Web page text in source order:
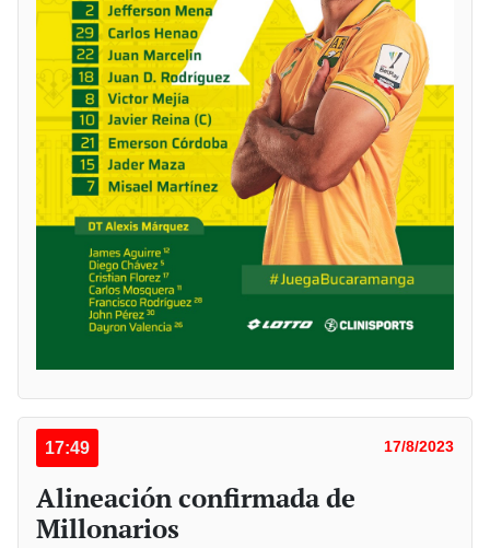
17:49 17/8/2023
Alineación confirmada de
Millonarios